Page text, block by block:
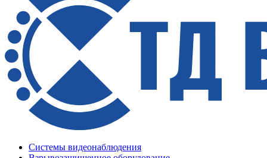
Системы видеонаблюдения